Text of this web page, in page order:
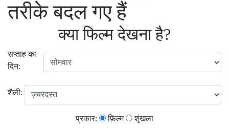
तरीके बदल गए हैं
क्या फिल्म देखना है?
सप्ताह का
दिन:
शैली:
प्रकार: फ़िल्म शृंखला